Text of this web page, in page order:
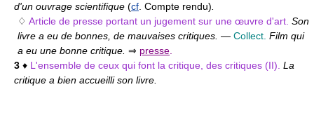
d'un ouvrage scientifique (cf . Compte rendu)
♢ Article de presse portant un jugement sur une œuvre d'art. Son
livre a eu de bonnes, de mauvaises critiques. — Collect. Film qui
a eu une bonne critique. ⇒ presse
3 ♦ L'ensemble de ceux qui font la critique, des critiques (II). La
critique a bien accueilli son livre.